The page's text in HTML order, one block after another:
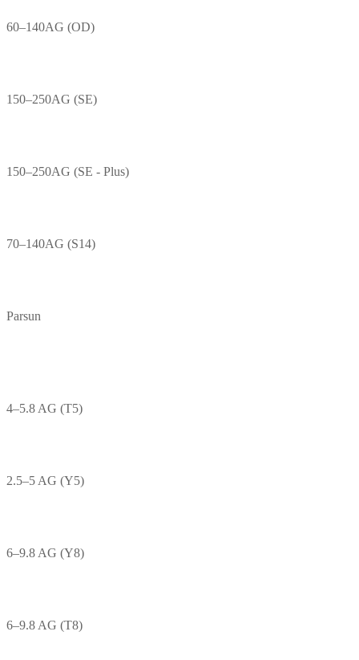
60–140AG (OD)
150–250AG (SE)
150–250AG (SE - Plus)
70–140AG (S14)
Parsun
4–5.8 AG (T5)
2.5–5 AG (Y5)
6–9.8 AG (Y8)
6–9.8 AG (T8)